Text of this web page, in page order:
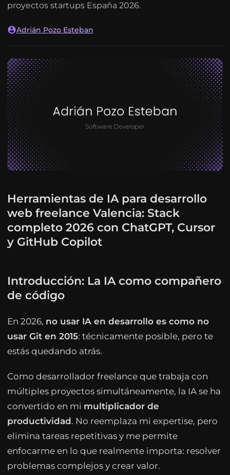
proyectos startups España 2026.
Adrián Pozo Esteban
Herramientas de IA para desarrollo
web freelance Valencia: Stack
completo 2026 con ChatGPT, Cursor
y GitHub Copilot
Introducción: La IA como compañero
de código
En 2026, no usar IA en desarrollo es como no
usar Git en 2015: técnicamente posible, pero te
estás quedando atrás.
Como desarrollador freelance que trabaja con
múltiples proyectos simultáneamente, la IA se ha
convertido en mi multiplicador de
productividad. No reemplaza mi expertise, pero
elimina tareas repetitivas y me permite
enfocarme en lo que realmente importa: resolver
problemas complejos y crear valor.